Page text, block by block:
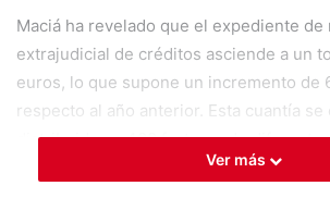
Maciá ha revelado que el expediente
extrajudicial de créditos asciende a un
euros, lo que supone un incremento de
respecto al año anterior. Esta cuantía se
distribuida en 408 facturas de
municipales. “Hay mucho dinero para
Ver más